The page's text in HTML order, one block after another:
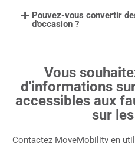
Pouvez-vous convertir
d'occasion ?
Vous
d'informations
accessibles aux
sur
Contactez MoveMobility en